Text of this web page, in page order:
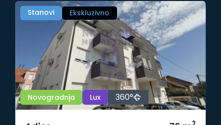
Stanovi Ekskluzivno
Novogradnja Lux 360°